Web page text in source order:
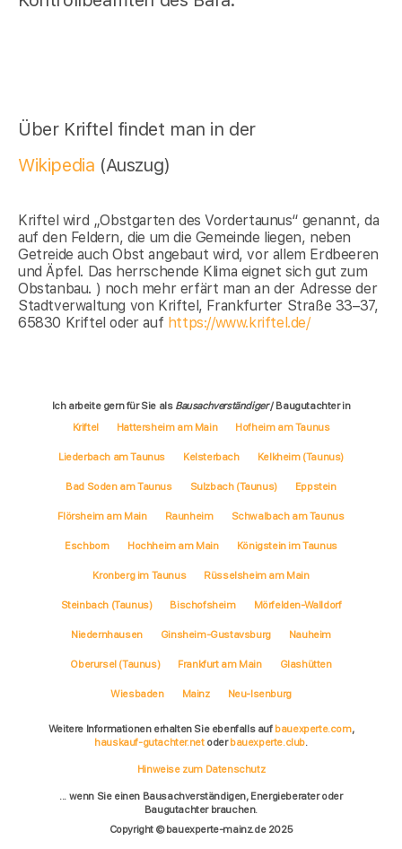
Über Kriftel findet man in der
Wikipedia (Auszug)
Kriftel wird „Obstgarten des Vordertaunus“ genannt, da
auf den Feldern, die um die Gemeinde liegen, neben
Getreide auch Obst angebaut wird, vor allem Erdbeeren
und Äpfel. Das herrschende Klima eignet sich gut zum
Obstanbau. ) noch mehr erfärt man an der Adresse der
Stadtverwaltung von Kriftel, Frankfurter Straße 33–37,
65830 Kriftel oder auf https://www.kriftel.de/
Ich arbeite gern für Sie als Bausachverständiger/ Baugutachter in
Kriftel
Hattersheim am Main Hofheim am Taunus
Liederbach am Taunus Kelsterbach Kelkheim (Taunus)
Bad Soden am Taunus Sulzbach (Taunus) Eppstein
Flörsheim am Main Raunheim Schwalbach am Taunus
Eschborn Hochheim am Main Königstein im Taunus
Kronberg im Taunus Rüsselsheim am Main
Steinbach (Taunus) Bischofsheim Mörfelden-Walldorf
Niedernhausen Ginsheim-Gustavsburg Nauheim
Oberursel (Taunus) Frankfurt am Main Glashütten
Wiesbaden Mainz Neu-Isenburg
Weitere Informationen erhalten Sie ebenfalls auf bauexperte.com,
hauskauf-gutachter.netoderbauexperte.club.
Hinweise zum Datenschutz
... wenn Sie einen Bausachverständigen, Energieberater oder
Baugutachter brauchen.
Copyright © bauexperte-mainz.de 2025